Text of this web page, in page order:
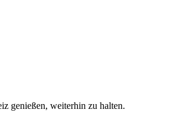
genießen, weiterhin zu halten.